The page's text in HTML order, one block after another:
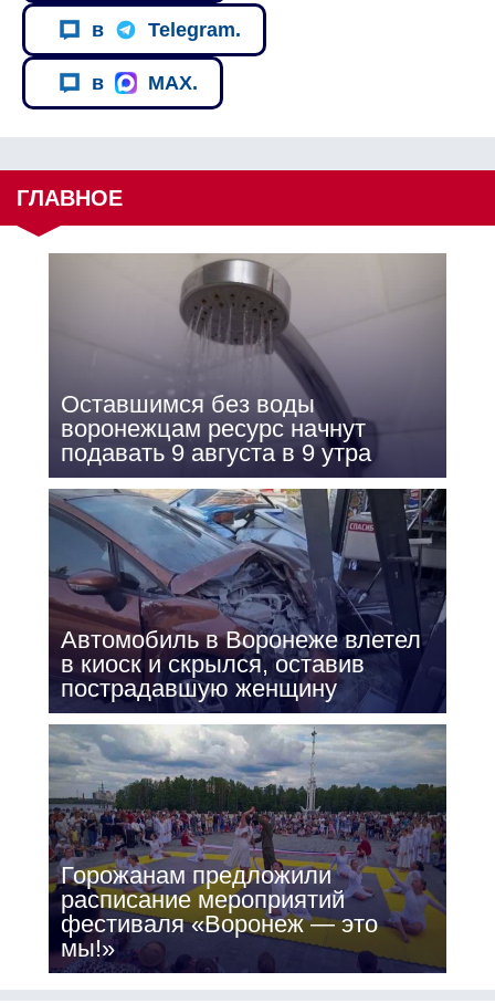
в Telegram.
в MAX.
ГЛАВНОЕ
Оставшимся без воды
воронежцам ресурс начнут
подавать 9 августа в 9 утра
Автомобиль в Воронеже влетел
в киоск и скрылся, оставив
пострадавшую женщину
Горожанам предложили
расписание мероприятий
фестиваля «Воронеж — это
мы!»